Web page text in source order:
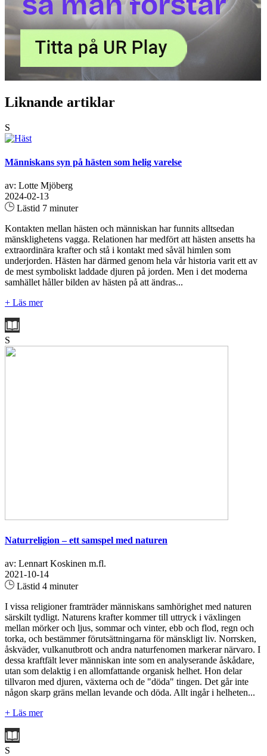
Liknande artiklar
S
Människans syn på hästen som helig varelse
av: Lotte Mjöberg
2024-02-13
Lästid 7 minuter
Kontakten mellan hästen och människan har funnits alltsedan
mänsklighetens vagga. Relationen har medfört att hästen ansetts ha
extraordinära krafter och stå i kontakt med såväl himlen som
underjorden. Hästen har därmed genom hela vår historia varit ett av
de mest symboliskt laddade djuren på jorden. Men i det moderna
samhället håller bilden av hästen på att ändras...
+ Läs mer
S
Naturreligion – ett samspel med naturen
av: Lennart Koskinen m.fl.
2021-10-14
Lästid 4 minuter
I vissa religioner framträder människans samhörighet med naturen
särskilt tydligt. Naturens krafter kommer till uttryck i växlingen
mellan mörker och ljus, sommar och vinter, ebb och flod, regn och
torka, och bestämmer förutsättningarna för mänskligt liv. Norrsken,
åskväder, vulkanutbrott och andra naturfenomen markerar närvaro. I
dessa kraftfält lever människan inte som en analyserande åskådare,
utan som delaktig i en allomfattande organisk helhet. Hon delar
tillvaron med djuren, växterna och de "döda" tingen. Det går inte
någon skarp gräns mellan levande och döda. Allt ingår i helheten...
+ Läs mer
S